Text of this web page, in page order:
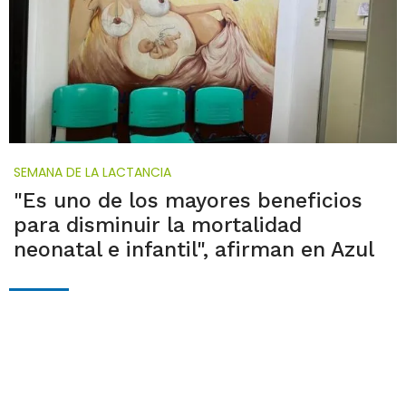
SEMANA DE LA LACTANCIA
"Es uno de los mayores beneficios
para disminuir la mortalidad
neonatal e infantil", afirman en Azul